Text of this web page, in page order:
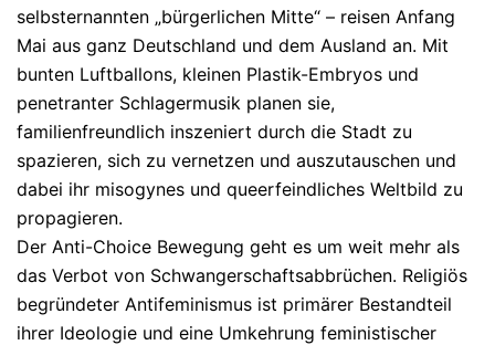
selbsternannten „bürgerlichen Mitte“ – reisen Anfang
Mai aus ganz Deutschland und dem Ausland an. Mit
bunten Luftballons, kleinen Plastik-Embryos und
penetranter Schlagermusik planen sie,
familienfreundlich inszeniert durch die Stadt zu
spazieren, sich zu vernetzen und auszutauschen und
dabei ihr misogynes und queerfeindliches Weltbild zu
propagieren.
Der Anti-Choice Bewegung geht es um weit mehr als
das Verbot von Schwangerschaftsabbrüchen. Religiös
begründeter Antifeminismus ist primärer Bestandteil
ihrer Ideologie und eine Umkehrung feministischer